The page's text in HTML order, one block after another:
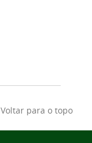
Voltar para o topo